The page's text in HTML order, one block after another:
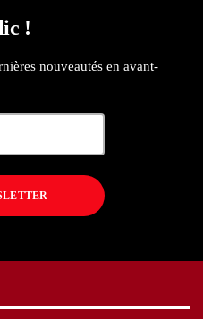
!
nouveautés en avant-